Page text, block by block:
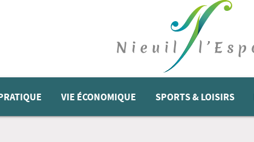
VIE ÉCONOMIQUE SPORTS & LOISIRS